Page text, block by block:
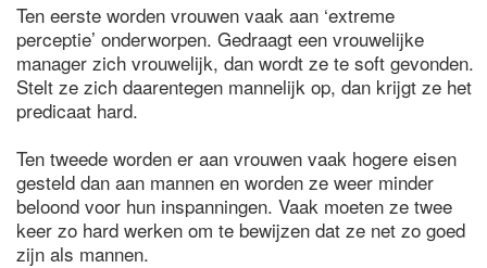
Ten eerste worden vrouwen vaak aan ‘extreme
perceptie’ onderworpen. Gedraagt een vrouwelijke
manager zich vrouwelijk, dan wordt ze te soft gevonden.
Stelt ze zich daarentegen mannelijk op, dan krijgt ze het
predicaat hard.
Ten tweede worden er aan vrouwen vaak hogere eisen
gesteld dan aan mannen en worden ze weer minder
beloond voor hun inspanningen. Vaak moeten ze twee
keer zo hard werken om te bewijzen dat ze net zo goed
zijn als mannen.